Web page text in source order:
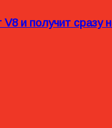
и получит сразу